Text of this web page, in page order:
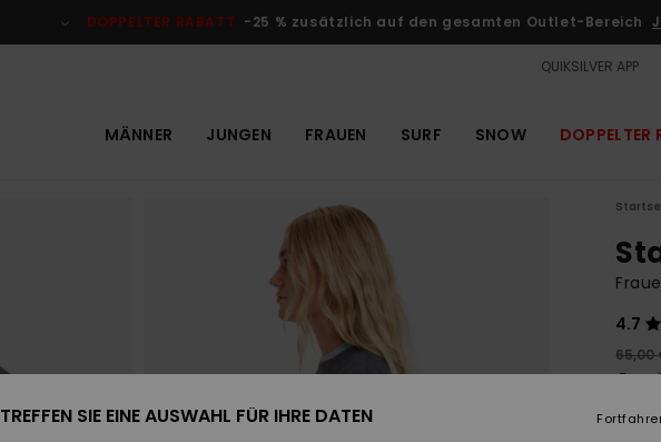
DOPPELTER RABATT -25 % zusätzlich auf den gesamten Outlet-Bereich
QUIKSILVER APP
MÄNNER JUNGEN FRAUEN SURF SNOW DOPPELTER
4.7
65,00
TREFFEN SIE EINE AUSWAHL FÜR IHRE DATEN